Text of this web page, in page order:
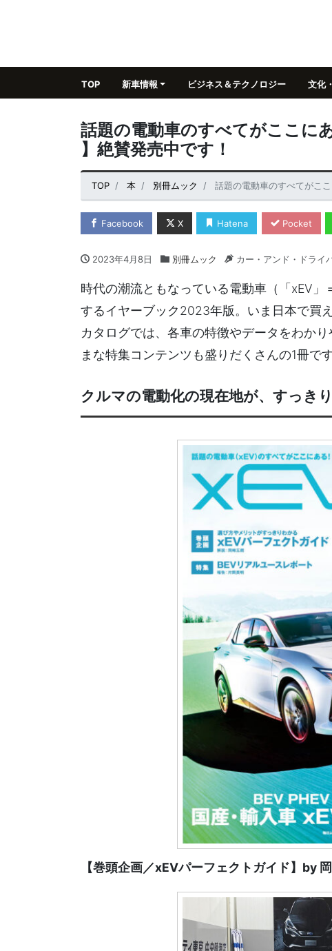
TOP 新車情報 ビジネス＆テクノロジー 文化
話題の電動車のすべてがここに
】絶賛発売中です！
TOP 本 別冊ムック 話題の電動車のすべてがこ
Facebook X Hatena Pocket
2023年4月8日 別冊ムック カー・アンド・ドライ
時代の潮流ともなっている電動車（「xEV」
するイヤーブック2023年版。いま日本で買
カタログでは、各車の特徴やデータをわか
まな特集コンテンツも盛りだくさんの1冊です
クルマの電動化の現在地が、すっき
【巻頭企画／xEVパーフェクトガイド】by